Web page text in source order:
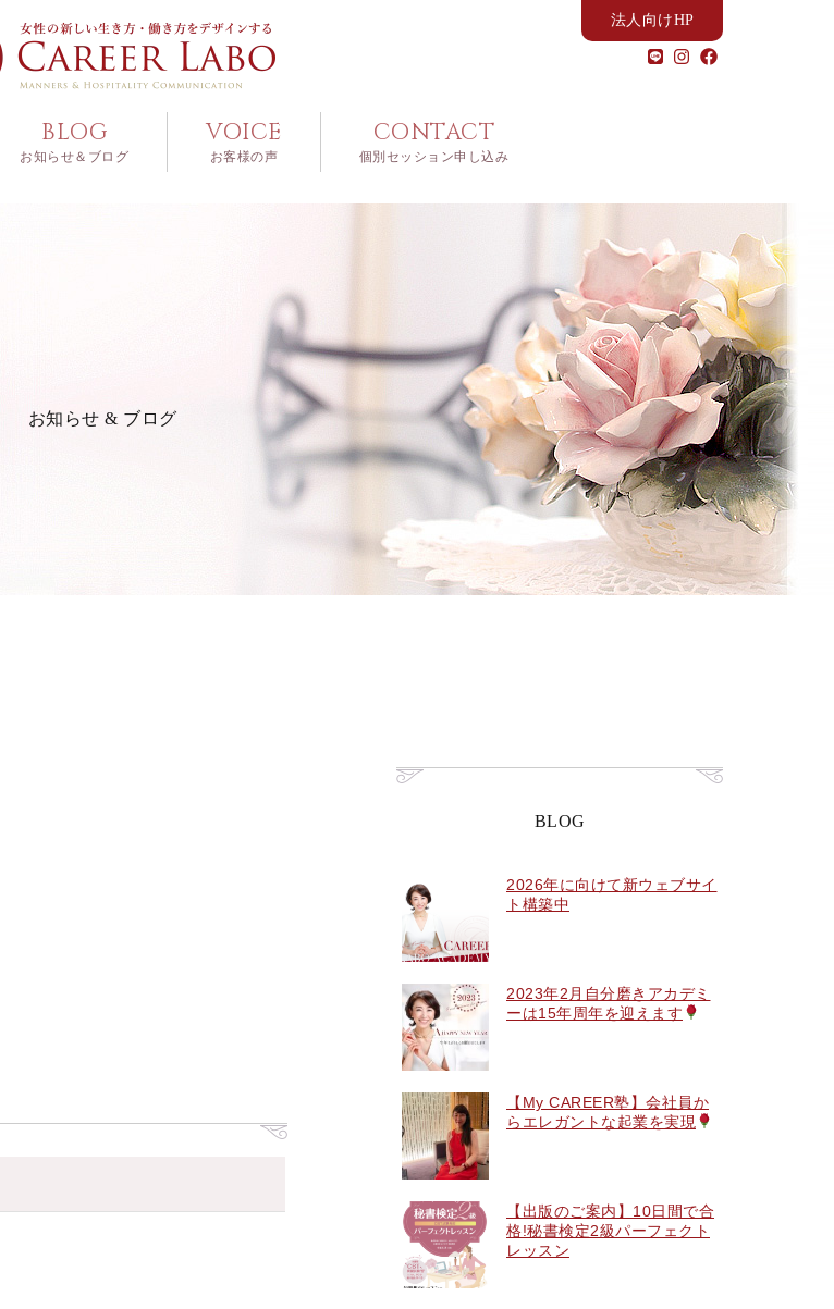
法人向けHP
BLOG
お知らせ＆ブログ
VOICE
お客様の声
CONTACT
個別セッション申し込み
お知らせ & ブログ
BLOG
2026年に向けて新ウェブサイ
ト構築中
2023年2月自分磨きアカデミ
ーは15年周年を迎えます
【My CAREER塾】会社員か
らエレガントな起業を実現
【出版のご案内】10日間で合
格!秘書検定2級パーフェクト
レッスン